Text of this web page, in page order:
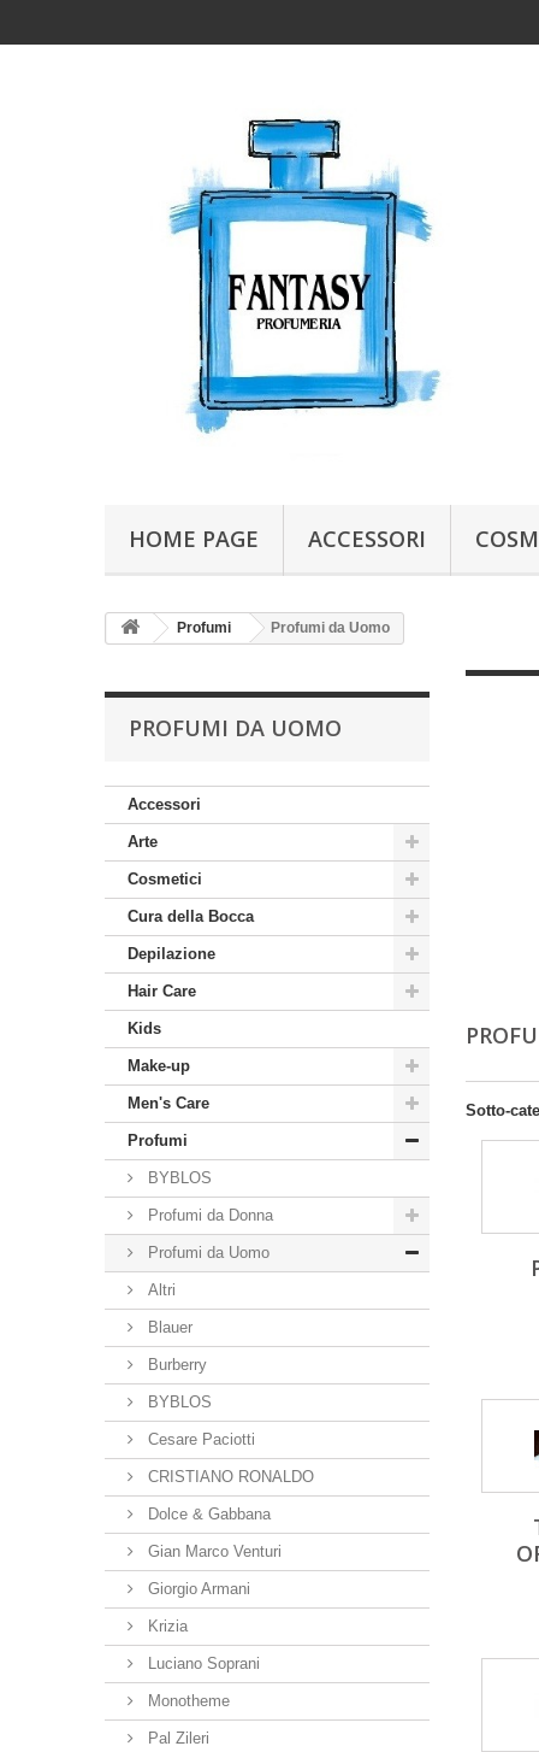
HOME PAGE ACCESSORI
Profumi Profumi da Uomo
PROFUMI DA UOMO
Accessori
Arte
Cosmetici
Cura della Bocca
Depilazione
Hair Care
Kids
Make-up
Men's Care
Profumi
BYBLOS
Profumi da Donna
Profumi da Uomo
Altri
Blauer
Burberry
BYBLOS
Cesare Paciotti
CRISTIANO RONALDO
Dolce & Gabbana
Gian Marco Venturi
Giorgio Armani
Krizia
Luciano Soprani
Monotheme
Pal Zileri
Sotto-